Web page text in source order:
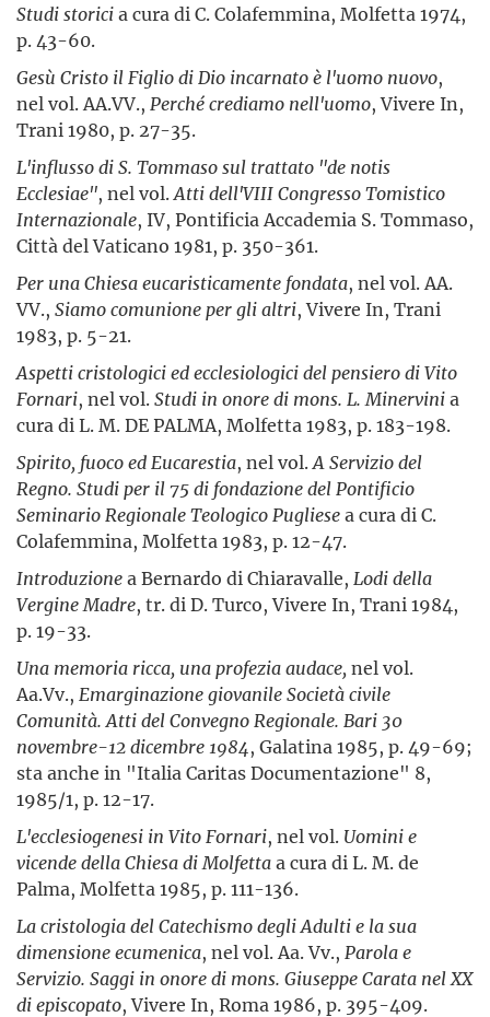
Studi storicia cura di C. Colafemmina, Molfetta 1974,
p. 43-60.
Gesù Cristo il Figlio di Dio incarnato è l'uomo nuovo,
nel vol. AA.VV., Perché crediamo nell'uomo, Vivere In,
Trani 1980, p. 27-35.
L'influsso di S. Tommaso sul trattato "de notis
Ecclesiae", nel vol.Atti dell'VIII Congresso Tomistico
Internazionale, IV, Pontificia Accademia S. Tommaso,
Città del Vaticano 1981, p. 350-361.
Per una Chiesa eucaristicamente fondata, nel vol. AA.
VV., Siamo comunione per gli altri, Vivere In, Trani
1983, p. 5-21.
Aspetti cristologici ed ecclesiologici del pensiero di Vito
Fornari, nel vol.Studi in onore di mons. L. Minervinia
cura di L. M. DE PALMA, Molfetta 1983, p. 183-198.
Spirito, fuoco ed Eucarestia, nel vol.A Servizio del
Regno. Studi per il 75 di fondazione del Pontificio
Seminario Regionale Teologico Pugliesea cura di C.
Colafemmina, Molfetta 1983, p. 12-47.
Introduzionea Bernardo di Chiaravalle, Lodi della
Vergine Madre, tr. di D. Turco, Vivere In, Trani 1984,
p. 19-33.
Una memoria ricca, una profezia audace, nel vol.
Aa.Vv., Emarginazione giovanile Società civile
Comunità. Atti del Convegno Regionale. Bari 30
novembre-12 dicembre 1984, Galatina 1985, p. 49-69;
sta anche in "Italia Caritas Documentazione" 8,
1985/1, p. 12-17.
L'ecclesiogenesi in Vito Fornari, nel vol. Uomini e
vicende della Chiesa di Molfettaa cura di L. M. de
Palma, Molfetta 1985, p. 111-136.
La cristologia del Catechismo degli Adulti e la sua
dimensione ecumenica, nel vol. Aa. Vv., Parola e
Servizio. Saggi in onore di mons. Giuseppe Carata nel XX
di episcopato, Vivere In, Roma 1986, p. 395-409.